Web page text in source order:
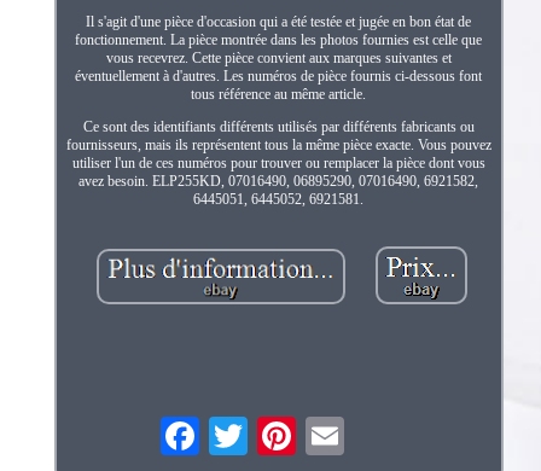
Il s'agit d'une pièce d'occasion qui a été testée et jugée en bon état de
fonctionnement. La pièce montrée dans les photos fournies est celle que
vous recevrez. Cette pièce convient aux marques suivantes et
éventuellement à d'autres. Les numéros de pièce fournis ci-dessous font
tous référence au même article.
Ce sont des identifiants différents utilisés par différents fabricants ou
fournisseurs, mais ils représentent tous la même pièce exacte. Vous pouvez
utiliser l'un de ces numéros pour trouver ou remplacer la pièce dont vous
avez besoin. ELP255KD, 07016490, 06895290, 07016490, 6921582,
6445051, 6445052, 6921581.